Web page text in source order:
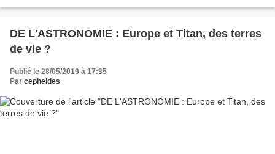
DE L'ASTRONOMIE : Europe et Titan, des terres
de vie ?
Publié le 28/05/2019 à 17:35
Par cepheides